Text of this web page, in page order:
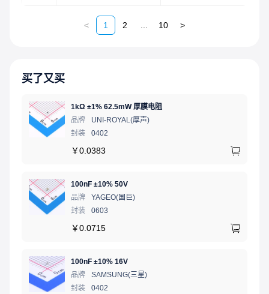
< 1 2 10 >
买了又买
1kΩ ±1% 62.5mW 厚膜电阻
品牌
UNI-ROYAL(厚声)
封装
0402
￥0.0383
100nF ±10% 50V
品牌
YAGEO(国巨)
封装
0603
￥0.0715
100nF ±10% 16V
品牌
SAMSUNG(三星)
封装
0402